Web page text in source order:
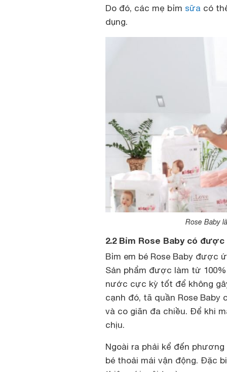
Do đó, các mẹ bỉm sữa có
dụng.
Rose Baby
2.2 Bỉm Rose Baby có
Bỉm em bé Rose Baby được
Sản phẩm được làm từ
nước cực kỳ tốt để không
cạnh đó, tã quần Rose
và co giãn đa chiều. Để khi
chịu.
Ngoài ra phải kể đến
bé thoải mái vận động. Đặc